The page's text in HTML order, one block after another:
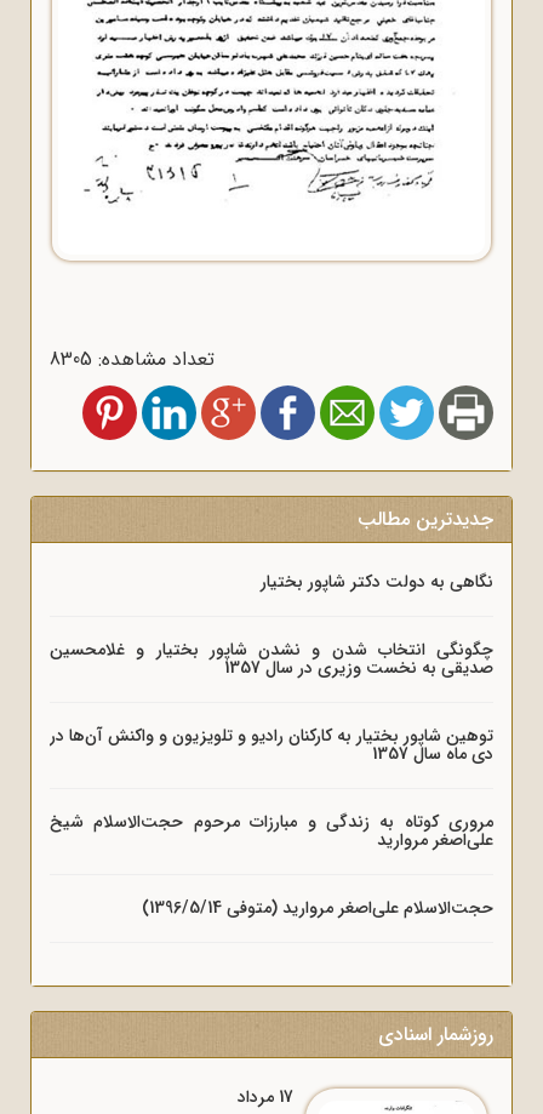
تعداد مشاهده: 8305
جدیدترین مطالب
نگاهی به دولت دکتر شاپور بختیار
چگونگی انتخاب شدن و نشدن شاپور بختیار و غلامحسین
صدیقی به نخست وزیری در سال 1357
توهین شاپور بختیار به کارکنان رادیو و تلویزیون و واکنش آن‌ها در
دی ماه سال 1357
مروری کوتاه به زندگی و مبارزات مرحوم حجت‌الاسلام شیخ
علی‌اصغر مروارید
حجت‌الاسلام علی‌اصغر مروارید (متوفی 1396/5/14)
روزشمار اسنادی
17 مرداد